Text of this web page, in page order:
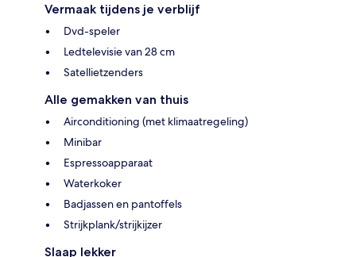
Vermaak tijdens je verblijf
Dvd-speler
Ledtelevisie van 28 cm
Satellietzenders
Alle gemakken van thuis
Airconditioning (met klimaatregeling)
Minibar
Espressoapparaat
Waterkoker
Badjassen en pantoffels
Strijkplank/strijkijzer
Slaap lekker